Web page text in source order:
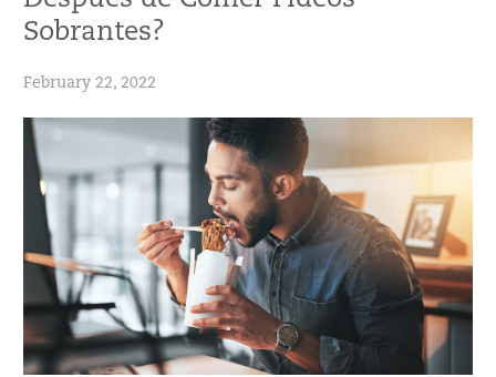
Sobrantes?
February 22, 2022